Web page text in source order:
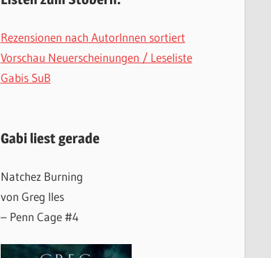
Rezensionen nach AutorInnen sortiert
Vorschau Neuerscheinungen / Leseliste
Gabis SuB
Gabi liest gerade
Natchez Burning
von Greg Iles
– Penn Cage #4